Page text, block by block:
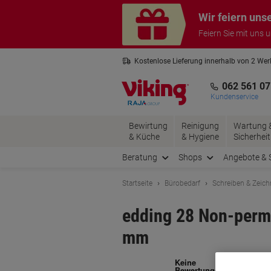
Wir feiern
Feiern Sie mit uns
Kostenlose Lieferung innerhalb von 2
062 561
Kundenservice
Bewirtung
& Küche
Reinigung
& Hygiene
Wartung
Sicherheit
Beratung Shops Angebote &
Startseite Bürobedarf Schreiben &
edding 28 Non-
mm